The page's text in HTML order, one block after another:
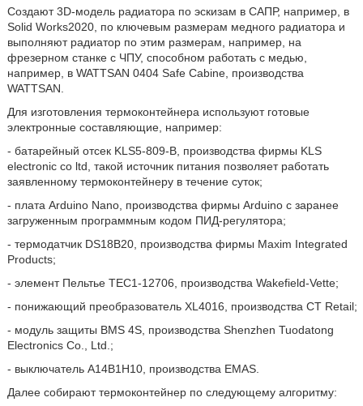
Создают 3D-модель радиатора по эскизам в САПР, например, в
Solid Works2020, по ключевым размерам медного радиатора и
выполняют радиатор по этим размерам, например, на
фрезерном станке с ЧПУ, способном работать с медью,
например, в WATTSAN 0404 Safe Cabine, производства
WATTSAN.
Для изготовления термоконтейнера используют готовые
электронные составляющие, например:
- батарейный отсек KLS5-809-B, производства фирмы KLS
electronic co ltd, такой источник питания позволяет работать
заявленному термоконтейнеру в течение суток;
- плата Arduino Nano, производства фирмы Arduino с заранее
загруженным программным кодом ПИД-регулятора;
- термодатчик DS18B20, производства фирмы Maxim Integrated
Products;
- элемент Пельтье TEC1-12706, производства Wakefield-Vette;
- понижающий преобразователь XL4016, производства CT Retail;
- модуль защиты BMS 4S, производства Shenzhen Tuodatong
Electronics Co., Ltd.;
- выключатель A14B1H10, производства EMAS.
Далее собирают термоконтейнер по следующему алгоритму: